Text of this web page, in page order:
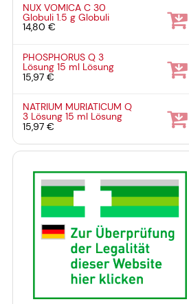
NUX VOMICA C 30
Globuli1.5 gGlobuli
14,80 €
PHOSPHORUS Q 3
Lösung15 ml Lösung
15,97 €
NATRIUM MURIATICUM Q
3 Lösung15 ml Lösung
15,97 €